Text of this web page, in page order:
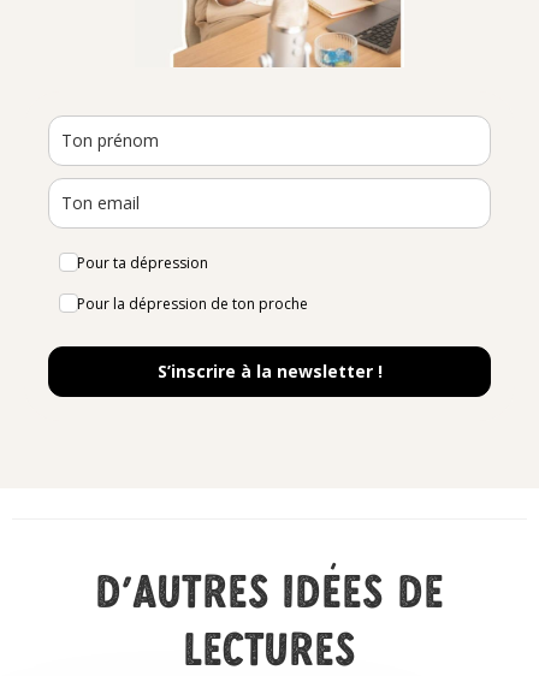
Pour ta dépression
Pour la dépression de ton proche
S’inscrire à la newsletter !
D'autres idées de
lectures